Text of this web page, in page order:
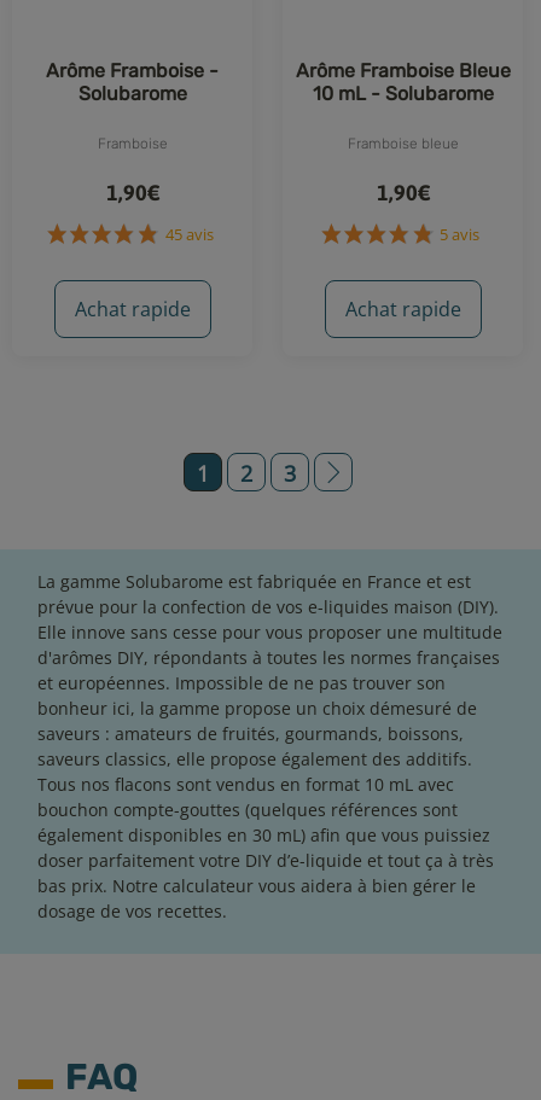
Arôme Framboise -
Solubarome
Framboise
1,90€
45 avis
Achat rapide
Arôme Framboise Bleue
10 mL - Solubarome
Framboise bleue
1,90€
5 avis
Achat rapide
1 2 3
La gamme Solubarome est fabriquée en France et est
prévue pour la confection de vos e-liquides maison (DIY).
Elle innove sans cesse pour vous proposer une multitude
d'arômes DIY, répondants à toutes les normes françaises
et européennes. Impossible de ne pas trouver son
bonheur ici, la gamme propose un choix démesuré de
saveurs : amateurs de fruités, gourmands, boissons,
saveurs classics, elle propose également des additifs.
Tous nos flacons sont vendus en format 10 mL avec
bouchon compte-gouttes (quelques références sont
également disponibles en 30 mL) afin que vous puissiez
doser parfaitement votre DIY d’e-liquide et tout ça à très
bas prix. Notre calculateur vous aidera à bien gérer le
dosage de vos recettes.
FAQ